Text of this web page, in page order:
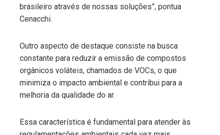
brasileiro através de nossas soluções”, pontua
Cenacchi.
Outro aspecto de destaque consiste na busca
constante para reduzir a emissão de compostos
orgânicos voláteis, chamados de VOCs, o que
minimiza o impacto ambiental e contribui para a
melhoria da qualidade do ar.
Essa característica é fundamental para atender às